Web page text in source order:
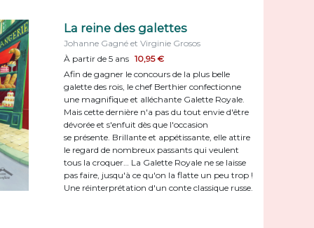
La reine des galettes
Johanne Gagné et Virginie Grosos
À partir de 5 ans 10,95 €
Afin de gagner le concours de la plus belle
galette des rois, le chef Berthier confectionne
une magnifique et alléchante Galette Royale.
Mais cette dernière n'a pas du tout envie d'être
dévorée et s'enfuit dès que l'occasion
se présente. Brillante et appétissante, elle attire
le regard de nombreux passants qui veulent
tous la croquer… La Galette Royale ne se laisse
pas faire, jusqu'à ce qu'on la flatte un peu trop !
Une réinterprétation d'un conte classique russe.